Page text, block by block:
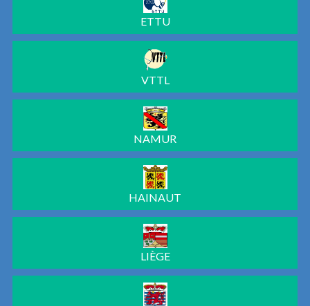
ETTU
VTTL
NAMUR
HAINAUT
LIÈGE